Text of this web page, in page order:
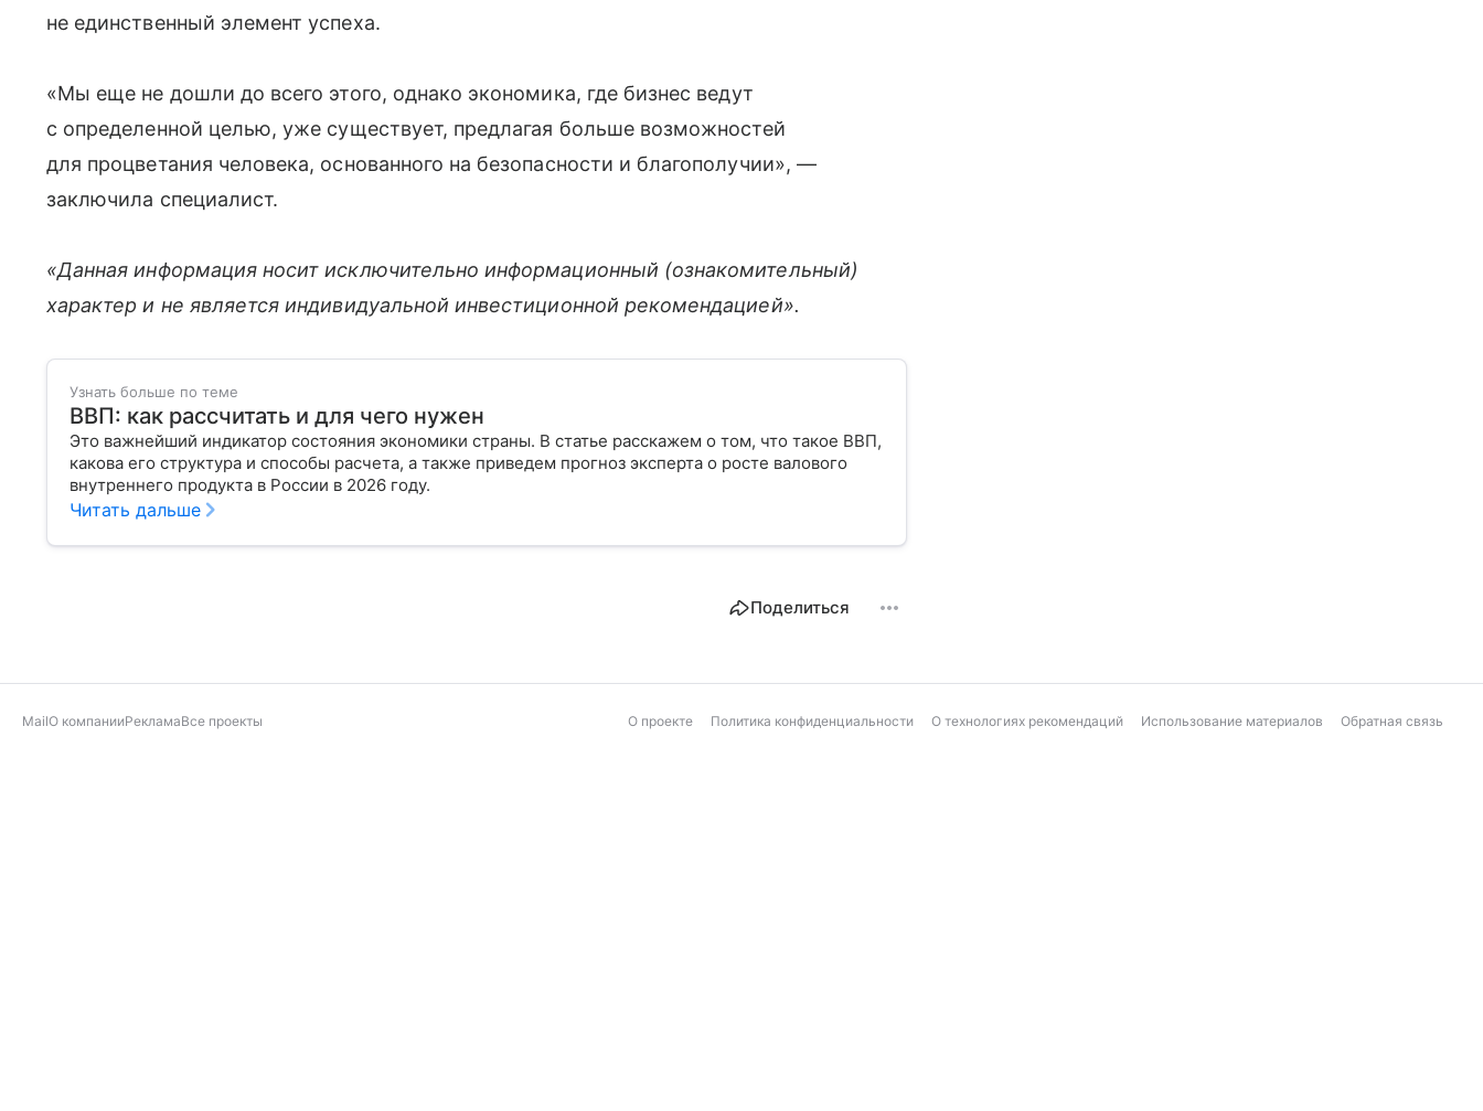
не единственный элемент успеха.
«Мы еще не дошли до всего этого, однако экономика, где бизнес ведут
с определенной целью, уже существует, предлагая больше возможностей
для процветания человека, основанного на безопасности и благополучии», —
заключила специалист.
«Данная информация носит исключительно информационный (ознакомительный)
характер и не является индивидуальной инвестиционной рекомендацией».
Узнать больше по теме
ВВП: как рассчитать и для чего нужен
Это важнейший индикатор состояния экономики страны. В статье расскажем о том, что такое ВВП,
какова его структура и способы расчета, а также приведем прогноз эксперта о росте валового
внутреннего продукта в России в 2026 году.
Читать дальше
Поделиться
MailО компанииРекламаВсе проекты О проекте Политика конфиденциальности О технологиях рекомендаций Использование материалов Обратная связь